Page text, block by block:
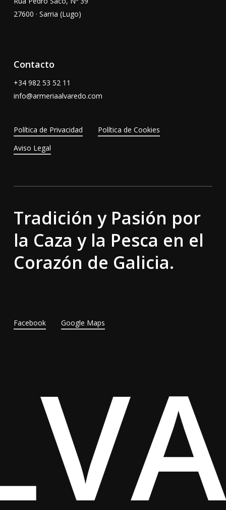
27600 · Sarria (Lugo)
Contacto
+34 982 53 52 11
info@armeriaalvaredo.com
Política de Privacidad
Política de Cookies
Aviso Legal
Tradición y Pasión por
la Caza y la Pesca en el
Corazón de Galicia.
Facebook Google Maps